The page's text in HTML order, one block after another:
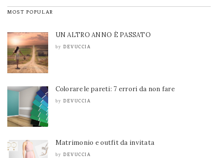
MOST POPULAR
UN ALTRO ANNO È PASSATO
by DEVUCCIA
Colorare le pareti: 7 errori da non fare
by DEVUCCIA
Matrimonio e outfit da invitata
by DEVUCCIA